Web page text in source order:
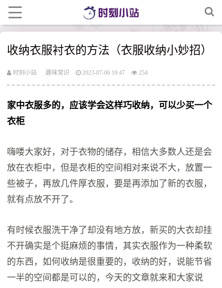
收纳衣服衬衣的方法（衣服收纳小妙招）
时刻小站 趣味常识 2023-07-06 19:47 254
家中衣服多的，应该学会这样巧收纳，可以少买一个
衣柜
嗨喽大家好，对于衣物的储存，相信大多数人还是会
放在衣柜中，但是衣柜的空间相对来说不大，放置一
些被子，再放几件厚衣服，要是再添加了新的衣服，
就有点放不开了。
有时候衣服洗干净了却没有地方放，新买的大衣却挂
不开确实是个挺麻烦的事情，其实衣服作为一种柔软
的东西，如何收纳是很重要的，收纳的好，说能节省
一半的空间都是可以的，今天的文章就来和大家说